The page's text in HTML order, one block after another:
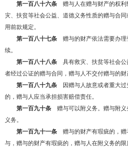
第一百八十六条 赠与人在赠与财产的权
灾、扶贫等社会公益、道德义务性质的赠与合
用前款规定。
第一百八十七条 赠与的财产依法需要办
续。
第一百八十八条 具有救灾、扶贫等社会
者经过公证的赠与合同，赠与人不交付赠与的财
第一百八十九条
因赠与人故意或者重大
的，赠与人应当承担损害赔偿责任。
第一百九十条 赠与可以附义务。赠与附
义务。
第一百九十一条 赠与的财产有瑕疵的，
与，赠与的财产有瑕疵的，赠与人在附义务的限